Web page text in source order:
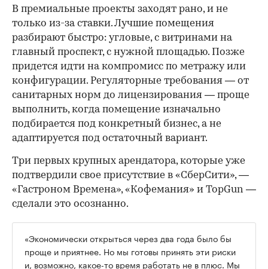
В премиальные проекты заходят рано, и не
только из-за ставки. Лучшие помещения
разбирают быстро: угловые, с витринами на
главный проспект, с нужной площадью. Позже
придется идти на компромисс по метражу или
конфигурации. Регуляторные требования — от
санитарных норм до лицензирования — проще
выполнить, когда помещение изначально
подбирается под конкретный бизнес, а не
адаптируется под остаточный вариант.
Три первых крупных арендатора, которые уже
подтвердили свое присутствие в «СберСити», —
«Гастроном Времена», «Кофемания» и TopGun —
сделали это осознанно.
«Экономически открыться через два года было бы
проще и приятнее. Но мы готовы принять эти риски
и, возможно, какое-то время работать не в плюс. Мы